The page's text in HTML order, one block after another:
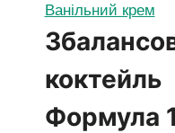
коктейль
Формула 1